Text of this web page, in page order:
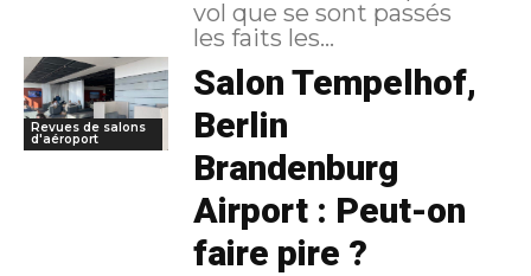
vol que se sont passés
les faits les...
Revues de salons
d'aéroport
Salon Tempelhof,
Berlin
Brandenburg
Airport : Peut-on
faire pire ?